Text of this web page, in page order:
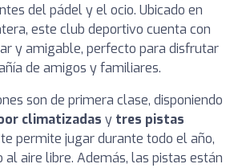
del pádel y el ocio. Ubicado en
este club deportivo cuenta con
y amigable, perfecto para disfrutar
de amigos y familiares.
son de primera clase, disponiendo
climatizadas y tres pistas
permite jugar durante todo el año,
al aire libre. Además, las pistas están